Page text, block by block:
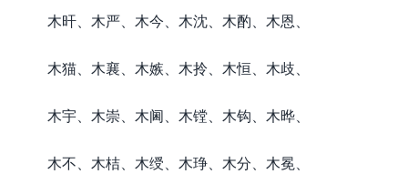
木旰、木严、木今、木沈、木酌、木恩、
木猫、木襄、木嫉、木拎、木恒、木歧、
木宇、木崇、木阃、木镗、木钩、木晔、
木不、木桔、木绶、木琤、木分、木冕、